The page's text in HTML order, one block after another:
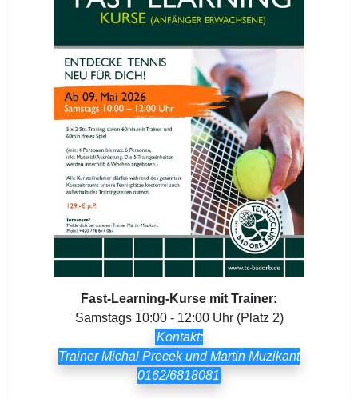
Fast-Learning-Kurse mit Trainer:
Samstags 10:00 - 12:00 Uhr (Platz 2)
Kontakt:
Trainer Michal Precek und Martin Muzikant
0162/6818081